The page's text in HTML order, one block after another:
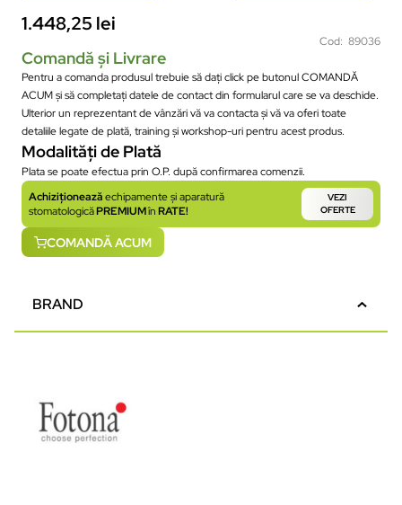
1.448,25 lei
Cod: 89036
Comandă și Livrare
Pentru a comanda produsul trebuie să dați click pe butonul COMANDĂ
ACUM și să completați datele de contact din formularul care se va deschide.
Ulterior un reprezentant de vânzări vă va contacta și vă va oferi toate
detaliile legate de plată, training și workshop-uri pentru acest produs.
Modalități de Plată
Plata se poate efectua prin O.P. după confirmarea comenzii.
Achiziționeazăechipamente și aparatură
stomatologicăPREMIUMînRATE!
VEZI
OFERTE
COMANDĂ ACUM
BRAND